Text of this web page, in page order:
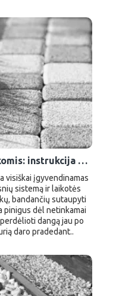
Trinkelių klojimas savo rankomis: instrukcija pradedantiesiems
visiškai įgyvendinamas
sistemą ir laikotės
bandančių sutaupyti
pinigus dėl netinkamai
dangą jau po
daro pradedant..